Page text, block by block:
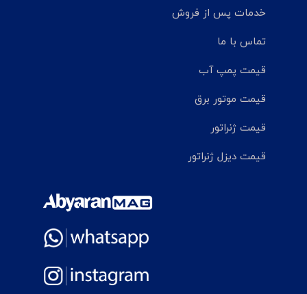
خدمات پس از فروش
تماس با ما
قیمت پمپ آب
قیمت موتور برق
قیمت ژنراتور
قیمت دیزل ژنراتور